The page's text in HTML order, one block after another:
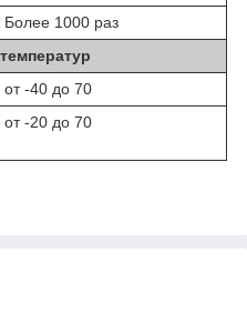
Более 1000 раз
от -40 до 70
от -20 до 70